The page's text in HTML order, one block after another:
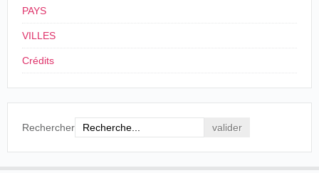
A los poquísimos días, la prensa salmantina reseñó la
primera presentación del aparato:
“animatógrafo” bajo la dirección del caballero
portugués Julio H. Verde.
Es el animatógrafo espectáculo curiosísimo,
PAYS
VILLES
Crédits
Rechercher